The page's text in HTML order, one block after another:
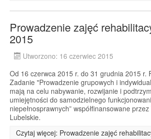
Prowadzenie zajęć
2015
Utworzono: 16 czerwiec 2015
Od 16 czerwca 2015 r. do 31 grudnia 2015 r.
Zadanie "Prowadzenie grupowych i
mają na celu nabywanie, rozwijanie i
umiejętności do samodzielnego
niepełnosprawnych” współfinansowane
Lubelskie.
Czytaj więcej: Prowadzenie zajęć